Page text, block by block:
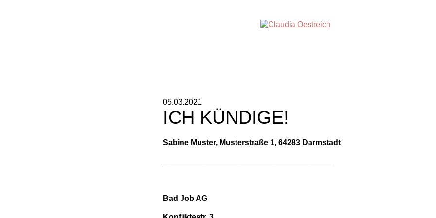
05.03.2021
ICH KÜNDIGE!
Sabine Muster, Musterstraße 1, 64283 Darmstadt
Bad Job AG